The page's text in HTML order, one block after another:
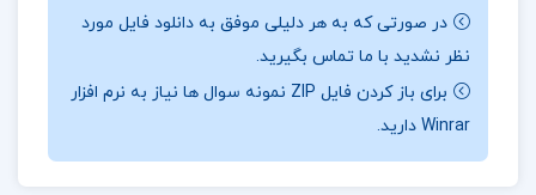
زندگی خانوادگی و تک‌همسری از دست رفته‌اند و او در
میان این سه زن، به دنبال راهی برای آرامش و رهایی
می‌گردد. جهت خرید فایل های بیشترپروژه کدهرا
دنبال کنید.
در صورتی که به هر دلیلی موفق به دانلود فایل مورد
نظر نشدید با ما تماس بگیرید.
برای باز کردن فایل ZIP نمونه سوال ها نیاز به نرم افزار
Winrar دارید.